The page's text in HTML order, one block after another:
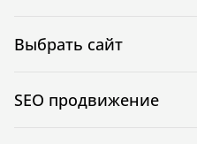
Выбрать сайт
SEO продвижение